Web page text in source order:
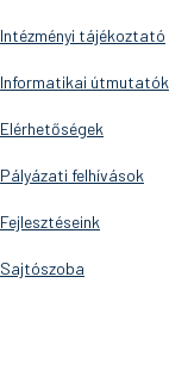
Intézményi tájékoztató
Informatikai útmutatók
Elérhetőségek
Pályázati felhívások
Fejlesztéseink
Sajtószoba